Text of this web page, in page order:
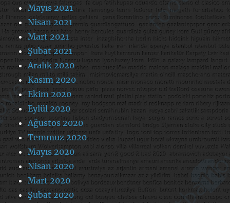
Mayıs 2021
Nisan 2021
Mart 2021
Şubat 2021
Aralık 2020
Kasım 2020
Ekim 2020
Eylül 2020
Ağustos 2020
Temmuz 2020
Mayıs 2020
Nisan 2020
Mart 2020
Şubat 2020